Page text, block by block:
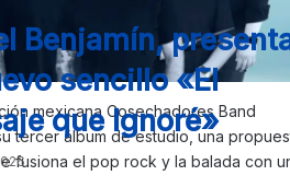
mexicana Cosechadores Band
tercer álbum de estudio, una
fusiona el pop rock y la balada con
Benjamín,
sencillo «El
que Ignoré»